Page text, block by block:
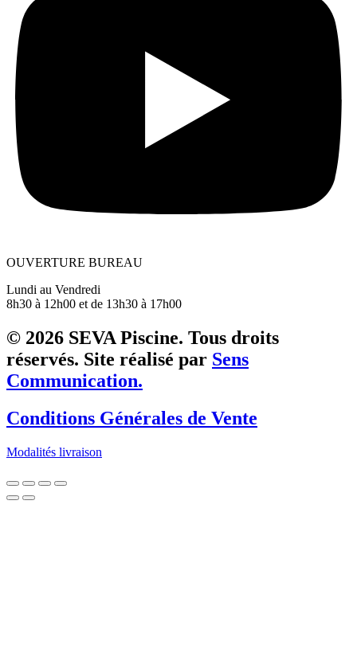
OUVERTURE BUREAU
Lundi au Vendredi
8h30 à 12h00 et de 13h30 à 17h00
© 2026 SEVA Piscine. Tous droits
réservés. Site réalisé par Sens
Communication.
Conditions Générales de Vente
Modalités livraison